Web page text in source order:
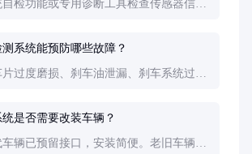
检功能或专用诊断工具检查传感器信号
系统能预防哪些故障？
过度磨损、刹车油泄漏、刹车系统过热
是否需要改装车辆？
辆已预留接口，安装简便。老旧车辆可